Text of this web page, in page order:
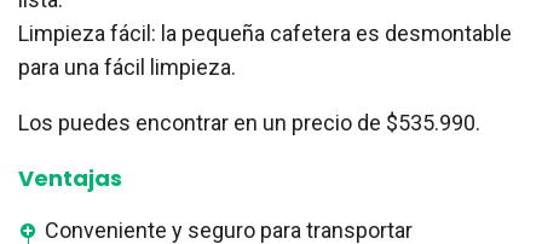
Limpieza fácil: la pequeña cafetera es desmontable
para una fácil limpieza.
Los puedes encontrar en un precio de $535.990.
Ventajas
Conveniente y seguro para transportar